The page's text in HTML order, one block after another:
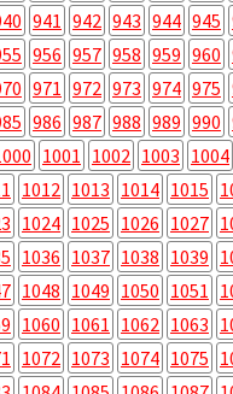
941 942 943 944 945
956 957 958 959 960
971 972 973 974 975
986 987 988 989 990
1001 1002 1003 1004
1012 1013 1014 1015
1024 1025 1026 1027
1036 1037 1038 1039
1048 1049 1050 1051
1060 1061 1062 1063
1072 1073 1074 1075